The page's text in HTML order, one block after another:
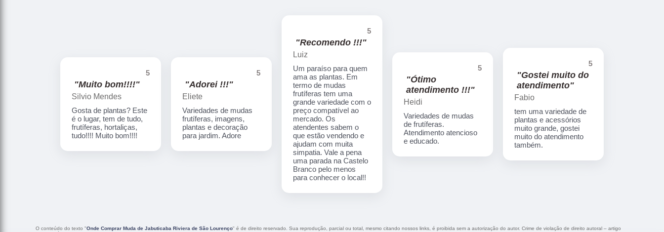
5
"Muito bom!!!!"
Silvio Mendes
Gosta de plantas? Este
é o lugar, tem de tudo,
frutíferas, hortaliças,
tudo!!!! Muito bom!!!!
5
"Adorei !!!"
Eliete
Variedades de mudas
frutíferas, imagens,
plantas e decoração
para jardim. Adore
5
"Recomendo !!!"
Luiz
Um paraíso para quem
ama as plantas. Em
termo de mudas
frutíferas tem uma
grande variedade com o
preço compatível ao
mercado. Os
atendentes sabem o
que estão vendendo e
ajudam com muita
simpatia. Vale a pena
uma parada na Castelo
Branco pelo menos
para conhecer o local!!
5
"Ótimo
atendimento !!!"
Heidi
Variedades de mudas
de frutíferas.
Atendimento atencioso
e educado.
5
"Gostei muito do
atendimento"
Fabio
tem uma variedade de
plantas e acessórios
muito grande, gostei
muito do atendimento
também.
O conteúdo do texto "Onde Comprar Muda de Jabuticaba Riviera de São Lourenço" é de direito reservado. Sua reprodução, parcial ou total, mesmo citando nossos links, é proibida sem a autorização do autor. Crime de violação de direito autoral – artigo